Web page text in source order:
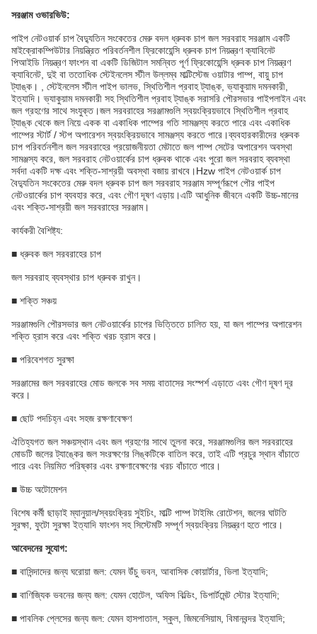
সরঞ্জাম ওভারভিউ:
পাইপ নেটওয়ার্ক চাপ বৈদ্যুতিন সংকেতের মেরু বদল ধ্রুবক চাপ জল সরবরাহ সরঞ্জাম একটি
মাইক্রোকম্পিউটার নিয়ন্ত্রিত পরিবর্তনশীল ফ্রিকোয়েন্সি ধ্রুবক চাপ নিয়ন্ত্রণ ক্যাবিনেট
পিআইডি নিয়ন্ত্রণ ফাংশন বা একটি ডিজিটাল সমন্বিত পূর্ণ ফ্রিকোয়েন্সি ধ্রুবক চাপ নিয়ন্ত্রণ
ক্যাবিনেট, দুই বা ততোধিক স্টেইনলেস স্টীল উল্লম্ব মাল্টিস্টেজ ওয়াটার পাম্প, বায়ু চাপ
ট্যাঙ্ক। , স্টেইনলেস স্টীল পাইপ ভালভ, স্থিতিশীল প্রবাহ ট্যাঙ্ক, ভ্যাকুয়াম দমনকারী,
ইত্যাদি। ভ্যাকুয়াম দমনকারী সহ স্থিতিশীল প্রবাহ ট্যাঙ্ক সরাসরি পৌরসভার পাইপলাইন এবং
জল গ্রহণের সাথে সংযুক্ত।জল সরবরাহের সরঞ্জামগুলি স্বয়ংক্রিয়ভাবে স্থিতিশীল প্রবাহ
ট্যাঙ্ক থেকে জল নিয়ে একক বা একাধিক পাম্পের গতি সামঞ্জস্য করতে পারে এবং একাধিক
পাম্পের স্টার্ট / স্টপ অপারেশন স্বয়ংক্রিয়ভাবে সামঞ্জস্য করতে পারে।ব্যবহারকারীদের ধ্রুবক
চাপ পরিবর্তনশীল জল সরবরাহের প্রয়োজনীয়তা মেটাতে জল পাম্প সেটের অপারেশন অবস্থা
সামঞ্জস্য করে, জল সরবরাহ নেটওয়ার্কের চাপ ধ্রুবক থাকে এবং পুরো জল সরবরাহ ব্যবস্থা
সর্বদা একটি দক্ষ এবং শক্তি-সাশ্রয়ী অবস্থা বজায় রাখবে।Hzw পাইপ নেটওয়ার্ক চাপ
বৈদ্যুতিন সংকেতের মেরু বদল ধ্রুবক চাপ জল সরবরাহ সরঞ্জাম সম্পূর্ণরূপে পৌর পাইপ
নেটওয়ার্কের চাপ ব্যবহার করে, এবং গৌণ দূষণ এড়ায়।এটি আধুনিক জীবনে একটি উচ্চ-মানের
এবং শক্তি-সাশ্রয়ী জল সরবরাহের সরঞ্জাম।
কার্যকরী বৈশিষ্ট্য:
■ ধ্রুবক জল সরবরাহের চাপ
জল সরবরাহ ব্যবস্থার চাপ ধ্রুবক রাখুন।
■ শক্তি সঞ্চয়
সরঞ্জামগুলি পৌরসভার জল নেটওয়ার্কের চাপের ভিত্তিতে চালিত হয়, যা জল পাম্পের অপারেশন
শক্তি হ্রাস করে এবং শক্তি খরচ হ্রাস করে।
■ পরিবেশগত সুরক্ষা
সরঞ্জামের জল সরবরাহের মোড জলকে সব সময় বাতাসের সংস্পর্শ এড়াতে এবং গৌণ দূষণ দূর
করে।
■ ছোট পদচিহ্ন এবং সহজ রক্ষণাবেক্ষণ
ঐতিহ্যগত জল সঞ্চয়স্থান এবং জল গ্রহণের সাথে তুলনা করে, সরঞ্জামগুলির জল সরবরাহের
মোডটি জলের ট্যাঙ্কের জল সংরক্ষণের লিঙ্কটিকে বাতিল করে, তাই এটি প্রচুর স্থান বাঁচাতে
পারে এবং নিয়মিত পরিষ্কার এবং রক্ষণাবেক্ষণের খরচ বাঁচাতে পারে।
■ উচ্চ অটোমেশন
বিশেষ কর্মী ছাড়াই ম্যানুয়াল/স্বয়ংক্রিয় সুইচিং, মাল্টি পাম্প টাইমিং রোটেশন, জলের ঘাটতি
সুরক্ষা, ফুটো সুরক্ষা ইত্যাদি ফাংশন সহ সিস্টেমটি সম্পূর্ণ স্বয়ংক্রিয় নিয়ন্ত্রণ হতে পারে।
আবেদনের সুযোগ:
■ বাসিন্দাদের জন্য ঘরোয়া জল: যেমন উঁচু ভবন, আবাসিক কোয়ার্টার, ভিলা ইত্যাদি;
■ বাণিজ্যিক ভবনের জন্য জল: যেমন হোটেল, অফিস বিল্ডিং, ডিপার্টমেন্ট স্টোর ইত্যাদি;
■ পাবলিক প্লেসের জন্য জল: যেমন হাসপাতাল, স্কুল, জিমনেসিয়াম, বিমানবন্দর ইত্যাদি;